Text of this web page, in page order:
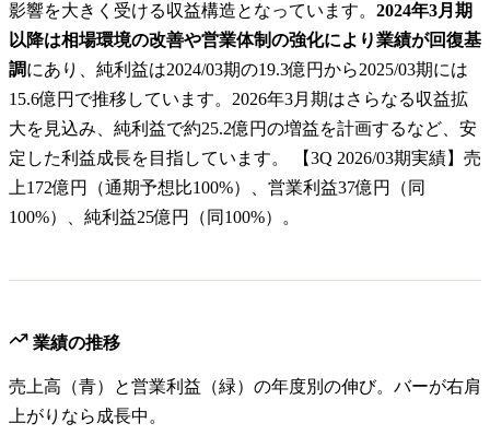
影響を大きく受ける収益構造となっています。 2024年3月期
以降は相場環境の改善や営業体制の強化により業績が回復基
調にあり、純利益は2024/03期の19.3億円から2025/03期には
15.6億円で推移しています。2026年3月期はさらなる収益拡
大を見込み、純利益で約25.2億円の増益を計画するなど、安
定した利益成長を目指しています。 【3Q 2026/03期実績】売
上172億円（通期予想比100%）、営業利益37億円（同
100%）、純利益25億円（同100%）。
業績の推移
売上高（青）と営業利益（緑）の年度別の伸び。バーが右肩
上がりなら成長中。